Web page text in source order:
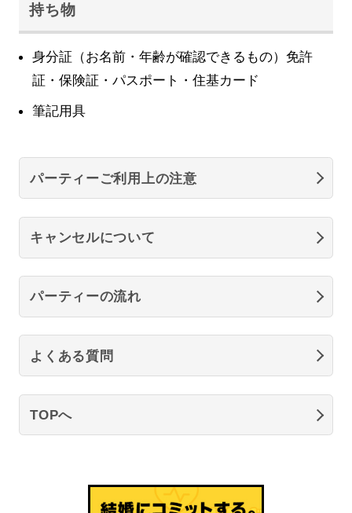
持ち物
身分証（お名前・年齢が確認できるもの）免許
証・保険証・パスポート・住基カード
筆記用具
パーティーご利用上の注意
キャンセルについて
パーティーの流れ
よくある質問
TOPへ